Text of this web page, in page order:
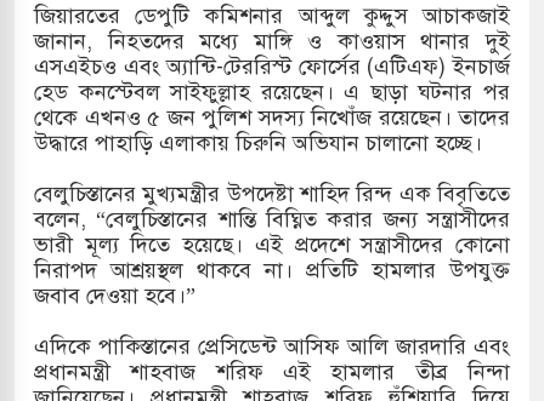
মুক্তির দাবিতে পাকিস্তানজুড়ে পিটিআইয়ের আজ
কোরিয়ার ক্ষেপণাস্ত্র ইউনিট মোতায়েন করা হয়েছে:
জিয়ারতের ডেপুটি কমিশনার আব্দুল কুদ্দুস আচাকজাই
জানান, নিহতদের মধ্যে মাঙ্গি ও কাওয়াস থানার দুই
এসএইচও এবং অ্যান্টি-টেররিস্ট ফোর্সের (এটিএফ) ইনচার্জ
হেড কনস্টেবল সাইফুল্লাহ রয়েছেন। এ ছাড়া ঘটনার পর
থেকে এখনও ৫ জন পুলিশ সদস্য নিখোঁজ রয়েছেন। তাদের
উদ্ধারে পাহাড়ি এলাকায় চিরুনি অভিযান চালানো হচ্ছে।
বেলুচিস্তানের মুখ্যমন্ত্রীর উপদেষ্টা শাহিদ রিন্দ এক বিবৃতিতে
বলেন, “বেলুচিস্তানের শান্তি বিঘ্নিত করার জন্য সন্ত্রাসীদের
ভারী মূল্য দিতে হয়েছে। এই প্রদেশে সন্ত্রাসীদের কোনো
নিরাপদ আশ্রয়স্থল থাকবে না। প্রতিটি হামলার উপযুক্ত
জবাব দেওয়া হবে।”
এদিকে পাকিস্তানের প্রেসিডেন্ট আসিফ আলি জারদারি এবং
প্রধানমন্ত্রী শাহবাজ শরিফ এই হামলার তীব্র নিন্দা